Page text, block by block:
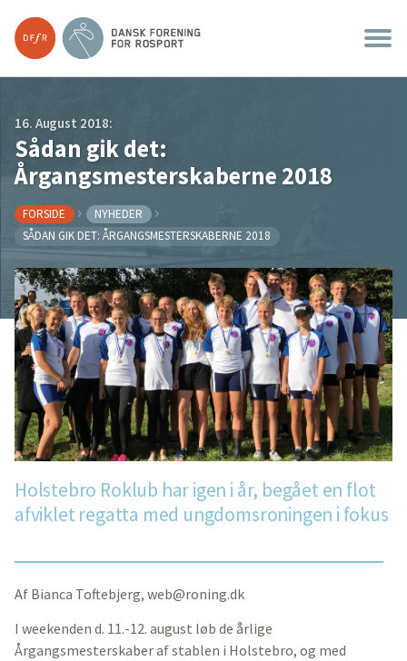
16. August 2018:
Sådan gik det:
Årgangsmesterskaberne 2018
FORSIDE
NYHEDER
SÅDAN GIK DET: ÅRGANGSMESTERSKABERNE 2018
Holstebro Roklub har igen i år, begået en flot
afviklet regatta med ungdomsroningen i fokus
Af Bianca Toftebjerg, web@roning.dk
I weekenden d. 11.-12. august løb de årlige
Årgangsmesterskaber af stablen i Holstebro, og med